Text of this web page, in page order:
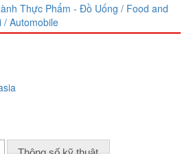
Thực Phẩm - Đồ Uống / Food and
/ Automobile